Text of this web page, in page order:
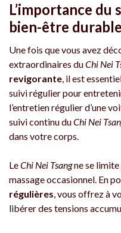
L’importance
bien-être durable
Une fois que vous avez
extraordinaires duChi Nei
revigorante, il est
suivi régulier pour
l’entretien régulier d’une
suivi continu duChi Nei
dans votre corps.
LeChi Nei Tsangne se limite
massage occasionnel. En
régulières, vous offrez à
libérer des tensions